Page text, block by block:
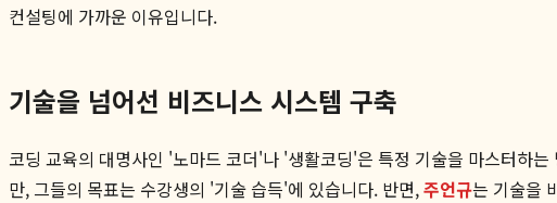
컨설팅에 가까운 이유입니다.
기술을 넘어선 비즈니스 시스템 구축
코딩 교육의 대명사인 '노마드 코더'나 '생활코딩'은 특정 기술을 마스터하
만, 그들의 목표는 수강생의 '기술 습득'에 있습니다. 반면,주언규는 기술을